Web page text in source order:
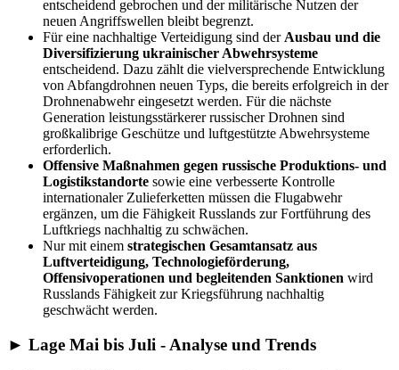
entscheidend gebrochen und der militärische Nutzen der
neuen Angriffswellen bleibt begrenzt.
Für eine nachhaltige Verteidigung sind der Ausbau und die
Diversifizierung ukrainischer Abwehrsysteme
entscheidend. Dazu zählt die vielversprechende Entwicklung
von Abfangdrohnen neuen Typs, die bereits erfolgreich in der
Drohnenabwehr eingesetzt werden. Für die nächste
Generation leistungsstärkerer russischer Drohnen sind
großkalibrige Geschütze und luftgestützte Abwehrsysteme
erforderlich.
Offensive Maßnahmen gegen russische Produktions- und
Logistikstandorte sowie eine verbesserte Kontrolle
internationaler Zulieferketten müssen die Flugabwehr
ergänzen, um die Fähigkeit Russlands zur Fortführung des
Luftkriegs nachhaltig zu schwächen.
Nur mit einem strategischen Gesamtansatz aus
Luftverteidigung, Technologieförderung,
Offensivoperationen und begleitenden Sanktionen wird
Russlands Fähigkeit zur Kriegsführung nachhaltig
geschwächt werden.
► Lage Mai bis Juli - Analyse und Trends